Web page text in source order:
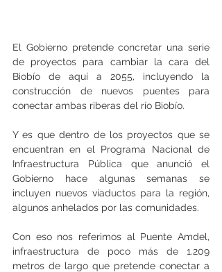
El Gobierno pretende concretar una serie
de proyectos para cambiar la cara del
Biobío de aquí a 2055, incluyendo la
construcción de nuevos puentes para
conectar ambas riberas del río Biobío.
Y es que dentro de los proyectos que se
encuentran en el Programa Nacional de
Infraestructura Pública que anunció el
Gobierno hace algunas semanas se
incluyen nuevos viaductos para la región,
algunos anhelados por las comunidades.
Con eso nos referimos al Puente Amdel,
infraestructura de poco más de 1.209
metros de largo que pretende conectar a